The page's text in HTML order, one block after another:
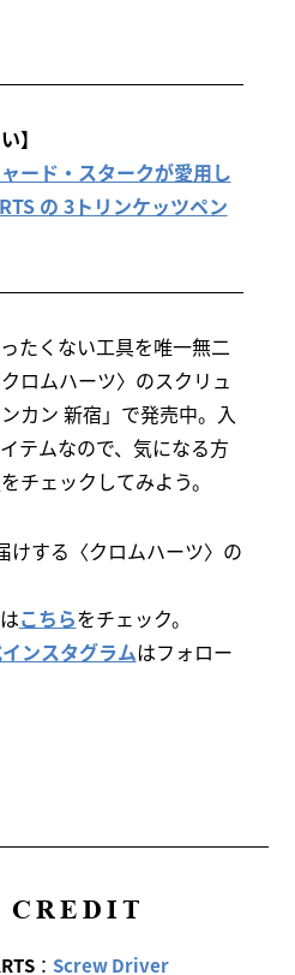
】
ード・スタークが愛用し
の 3トリンケッツペン
たくない工具を唯一無二
ロムハーツ〉のスクリュ
カン 新宿」で発売中。入
テムなので、気になる方
をチェックしてみよう。
けする〈クロムハーツ〉の
こちらをチェック。
ンスタグラムはフォロー
： Screw Driver